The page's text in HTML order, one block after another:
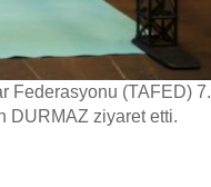
Federasyonu (TAFED) 7.
DURMAZ ziyaret etti.